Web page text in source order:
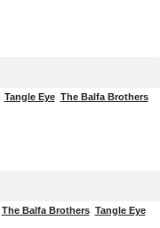
Tangle Eye The Balfa Brothers
The Balfa Brothers Tangle Eye